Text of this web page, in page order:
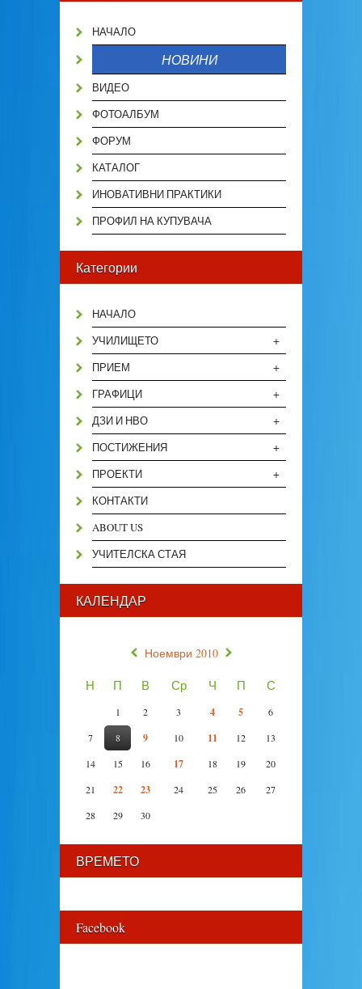
НАЧАЛО
НОВИНИ
ВИДЕО
ФОТОАЛБУМ
ФОРУМ
КАТАЛОГ
ИНОВАТИВНИ ПРАКТИКИ
ПРОФИЛ НА КУПУВАЧА
Категории
НАЧАЛО
+
УЧИЛИЩЕТО
+
ПРИЕМ
+
ГРАФИЦИ
+
ДЗИ И НВО
+
ПОСТИЖЕНИЯ
+
ПРОЕКТИ
КОНТАКТИ
ABOUT US
УЧИТЕЛСКА СТАЯ
КАЛЕНДАР
« Ноември 2010 »
Н П В Ср Ч П С
1 2 3 4 5
6
7
8 9 10 11 12
13
14
15 16 17 18 19
20
21
22 23 24 25 26
27
28
29 30
ВРЕМЕТО
Facebook